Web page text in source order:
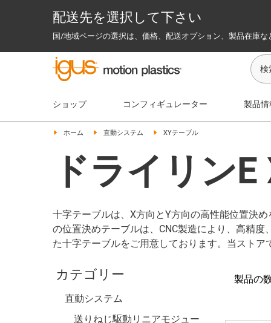
配送先を選択して下さい
国/地域ページの選択は、価格、配送オプション、製品在庫
ショップ コンフィギュレーター 製品情
ホーム 直動システム XYテーブル
ドライリン
十字テーブルは、X方向とY方向の高性能位置決
の位置決めテーブルは、CNC製造により、高精
た十字テーブルをご用意しております。当スト
カテゴリー
直動システム
送りねじ駆動リニアモジュー
製品の